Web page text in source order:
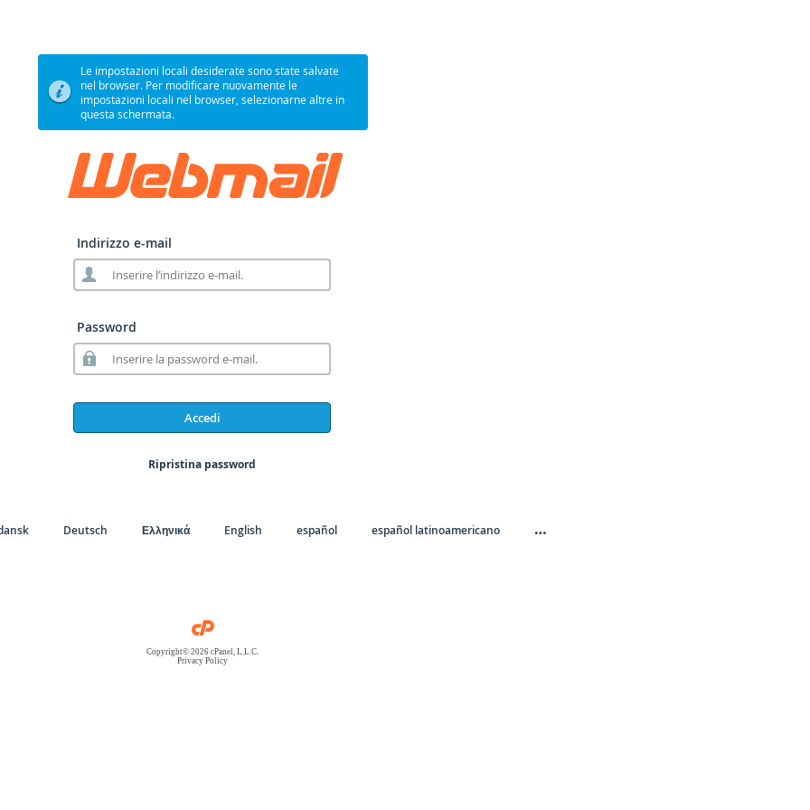
Le impostazioni locali desiderate sono state salvate
nel browser. Per modificare nuovamente le
impostazioni locali nel browser, selezionarne altre in
questa schermata.
Indirizzo e-mail
Password
Accedi
Ripristina password
Deutsch Ελληνικά English español español latinoamericano …
Copyright© 2026 cPanel, L.L.C.
Privacy Policy